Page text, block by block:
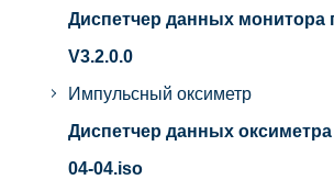
Диспетчер данных монитора
V3.2.0.0
Импульсный оксиметр
Диспетчер данных оксиметра
04-04.iso